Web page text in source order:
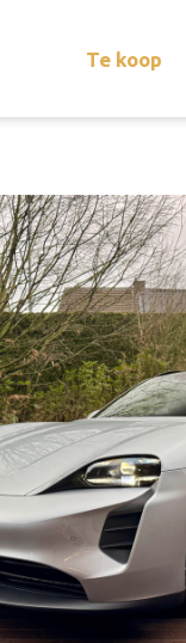
Te koop